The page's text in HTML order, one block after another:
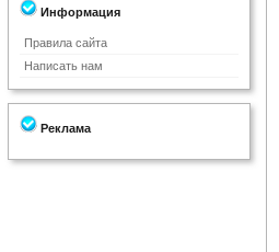
Информация
Правила сайта
Написать нам
Реклама